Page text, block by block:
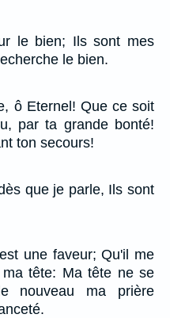
le bien; Ils sont mes
le bien.
ô Eternel! Que ce soit
par ta grande bonté!
ton secours!
que je parle, Ils sont
une faveur; Qu'il me
tête: Ma tête ne se
nouveau ma prière